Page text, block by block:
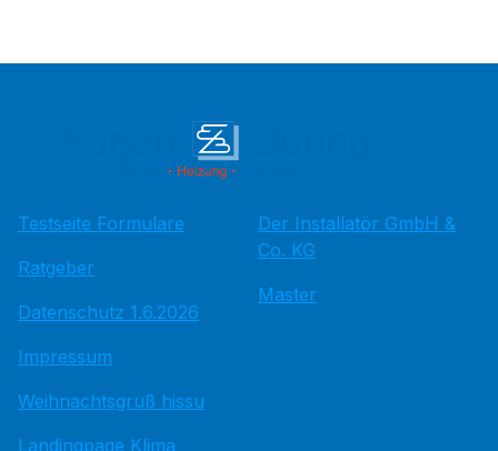
Testseite Formulare
Ratgeber
Datenschutz 1.6.2026
Impressum
Weihnachtsgruß hissu
Landingpage Klima
Der Installatör GmbH &
Co. KG
Master